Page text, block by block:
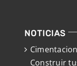
NOTICIAS
Construir